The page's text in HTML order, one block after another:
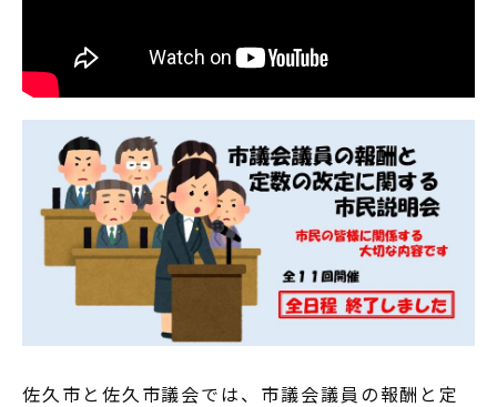
佐久市と佐久市議会では、市議会議員の報酬と定